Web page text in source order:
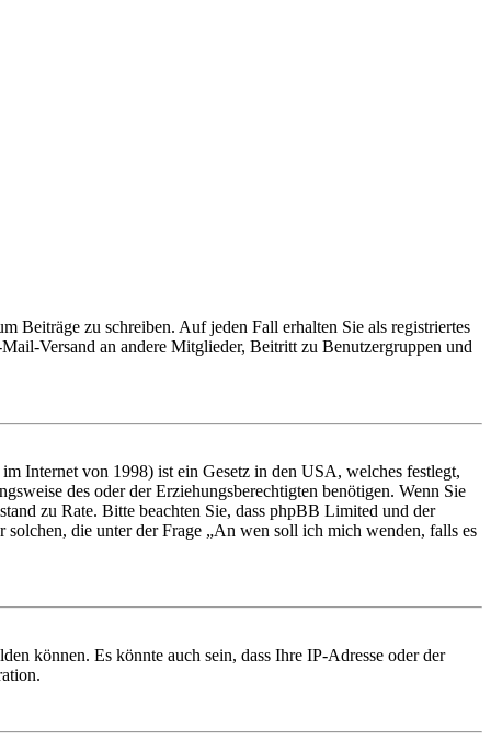
Beiträge zu schreiben. Auf jeden Fall erhalten Sie als registriertes
Versand an andere Mitglieder, Beitritt zu Benutzergruppen und
Internet von 1998) ist ein Gesetz in den USA, welches festlegt,
des oder der Erziehungsberechtigten benötigen. Wenn Sie
zu Rate. Bitte beachten Sie, dass phpBB Limited und der
die unter der Frage „An wen soll ich mich wenden, falls es
können. Es könnte auch sein, dass Ihre IP-Adresse oder der